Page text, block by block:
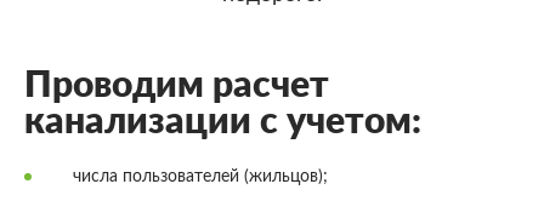
Проводим расчет
канализации с учетом:
числа пользователей (жильцов);